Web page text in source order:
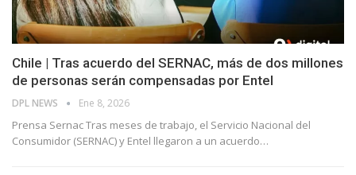
Chile | Tras acuerdo del SERNAC, más de dos millones
de personas serán compensadas por Entel
DPL NEWS Ene 8, 2026
Prensa Sernac Tras meses de trabajo, el Servicio Nacional del
Consumidor (SERNAC) y Entel llegaron a un acuerdo…